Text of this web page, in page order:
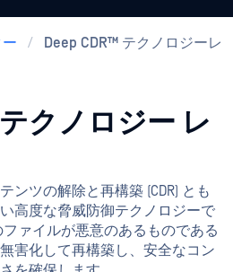
ー /
Deep CDR™ テクノロジーレ
クノロジー レ
ンツの解除と再構築 (CDR) とも
高度な脅威防御テクノロジーで
ァイルが悪意のあるものである
害化して再構築し、安全なコン